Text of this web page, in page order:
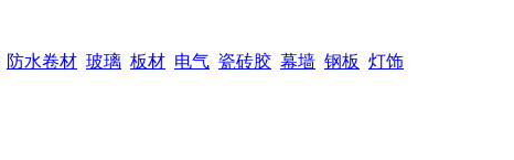
防水卷材 玻璃 板材 电气 瓷砖胶 幕墙 钢板 灯饰